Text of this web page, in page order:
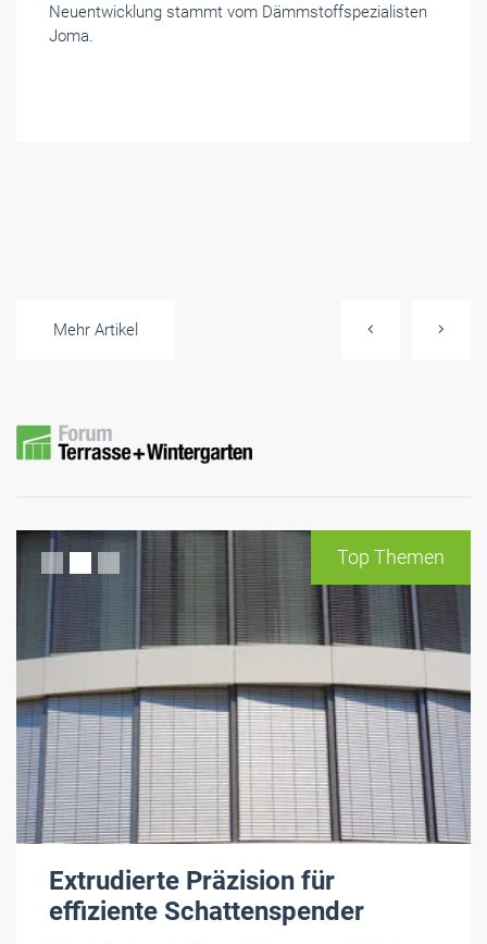
Neuentwicklung stammt vom Dämmstoffspezialisten
Joma.
Mehr Artikel
Top Themen
Extrudierte Präzision für
effiziente Schattenspender